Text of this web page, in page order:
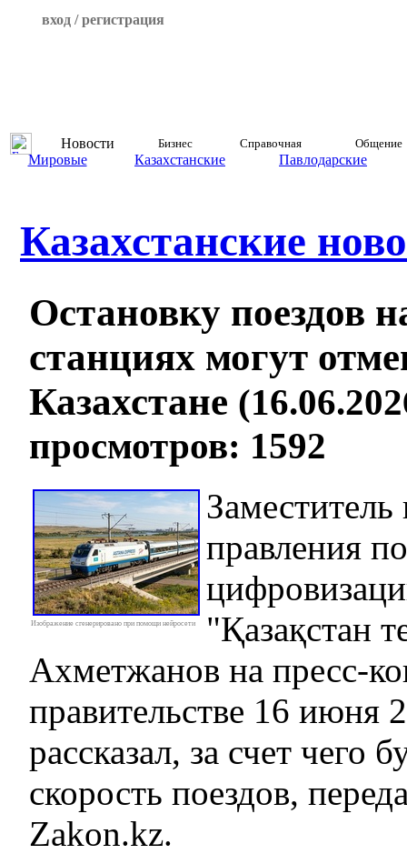
вход / регистрация
Новости Бизнес Справочная Общение
Мировые Казахстанские Павлодарские
Казахстанские
Остановку поездов
станциях могут
Казахстане
просмотров: 1592
Изображение сгенерировано при помощи нейросети
Заместитель
правления
"Қазақстан
Ахметжанов на пресс-
правительстве 16 июня
рассказал, за счет чего
скорость поездов,
Zakon.kz.